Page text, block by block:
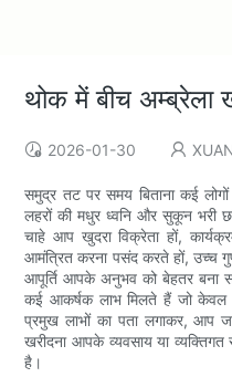
थोक में बीच अम्ब्रेला
2026-01-30
समुद्र तट पर समय बिताना कई
लहरों की मधुर ध्वनि और सुकून भरी
चाहे आप खुदरा विक्रेता हों,
आमंत्रित करना पसंद करते हों, उच्च
आपूर्ति आपके अनुभव को बेहतर बना
कई आकर्षक लाभ मिलते हैं जो केवल
प्रमुख लाभों का पता लगाकर, आप
खरीदना आपके व्यवसाय या
है।